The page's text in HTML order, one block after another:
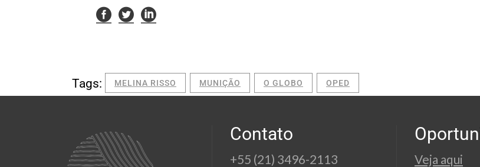
Tags: MELINA RISSO MUNIÇÃO O GLOBO OPED
Contato
+55 (21) 3496-2113
Veja aqui